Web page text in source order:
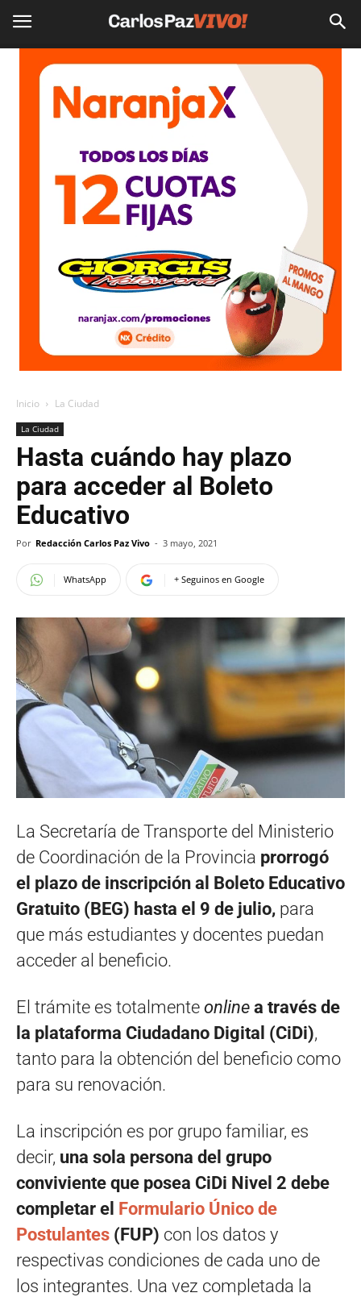
Inicio La Ciudad
La Ciudad
Hasta cuándo hay plazo
para acceder al Boleto
Educativo
Por Redacción Carlos Paz Vivo - 3 mayo, 2021
WhatsApp + Seguinos en Google
La Secretaría de Transporte del Ministerio
de Coordinación de la Provincia prorrogó
el plazo de inscripción al Boleto Educativo
Gratuito (BEG) hasta el 9 de julio, para
que más estudiantes y docentes puedan
acceder al beneficio.
El trámite es totalmente online a través de
la plataforma Ciudadano Digital (CiDi),
tanto para la obtención del beneficio como
para su renovación.
La inscripción es por grupo familiar, es
decir, una sola persona del grupo
conviviente que posea CiDi Nivel 2 debe
completar el Formulario Único de
Postulantes (FUP) con los datos y
respectivas condiciones de cada uno de
los integrantes. Una vez completada la